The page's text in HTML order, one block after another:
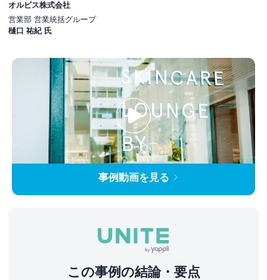
オルビス株式会社
営業部 営業統括グループ
樋口 祐紀 氏
事例動画を 見る
この事例の結論・要点